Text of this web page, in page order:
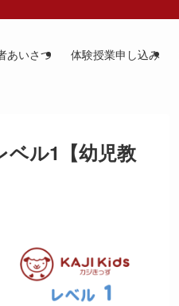
あいさつ 体験授業申し込み
ベル1【幼児教